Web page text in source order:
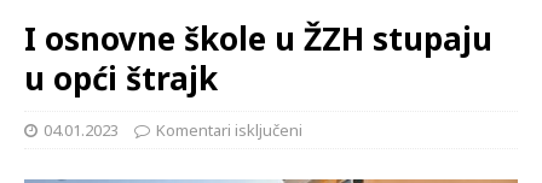
I osnovne škole u ŽZH stupaju
u opći štrajk
04.01.2023 Komentari isključeni